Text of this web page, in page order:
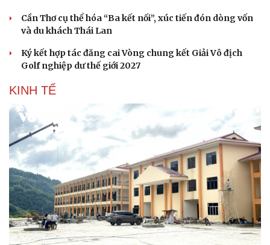
khỏi lợi thế tự nhiên
số nổi bật
Nhặt bỏ 'hạt sạn' để làng biển Đắk Lắk giữ chân du
khách
Cần Thơ cụ thể hóa “Ba kết nối”, xúc tiến đón dòng vốn
và du khách Thái Lan
Ký kết hợp tác đăng cai Vòng chung kết Giải Vô địch
Golf nghiệp dư thế giới 2027
KINH TẾ